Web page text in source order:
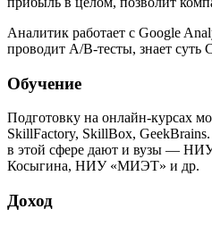
Аналитик работает с Google
проводит А/B-тесты, знает суть
Обучение
Подготовку на онлайн-курсах
SkillFactory, SkillBox,
в этой сфере дают и вузы —
Косыгина, НИУ «МИЭТ» и др.
Доход